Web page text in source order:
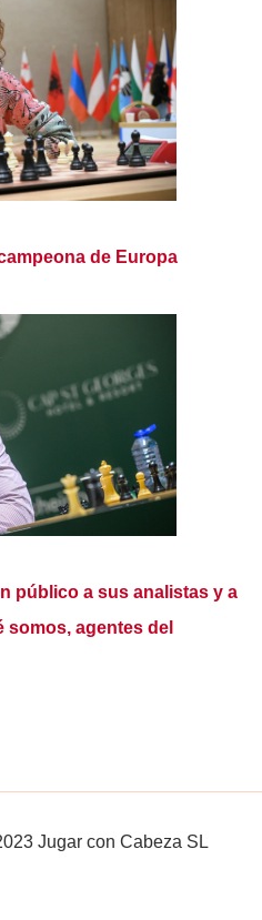
de Europa
público a sus analistas y a
somos, agentes del
Jugar con Cabeza SL